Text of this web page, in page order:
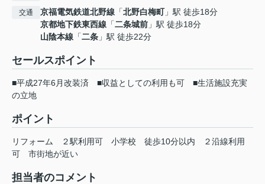
交通 京福電気鉄道北野線 「北野白梅町」駅 徒歩18分
京都地下鉄東西線 「二条城前 」駅 徒歩18分
山陰本線 「二条 」駅 徒歩22分
セールスポイント
■平成27年6月改装済 ■収益としての利用も可 ■生活施設充実
の立地
ポイント
リフォーム ２駅利用可 小学校 徒歩10分以内
２沿線利用
可
市街地が近い
担当者のコメント